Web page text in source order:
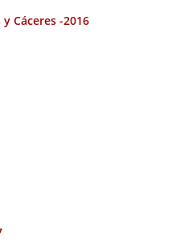
Cáceres -2016